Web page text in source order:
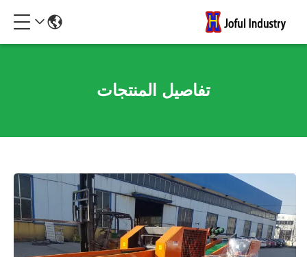
تفاصيل المنتجات